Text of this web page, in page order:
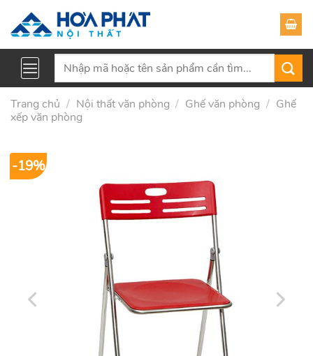
Tìm
Trang chủ / Nội thất văn phòng / Ghế văn phòng / Ghế
xếp văn phòng
-19%